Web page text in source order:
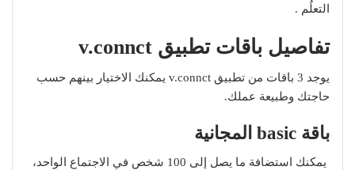
التعلُم .
تفاصيل باقات تطبيق v.connct
يوجد 3 باقات من تطبيق v.connct يمكنك الاختيار بينهم حسب
حاجتك وطبيعة عملك.
باقة basic المجانية
يمكنك استضافة ما يصل إلى 100 شخص في الاجتماع الواحد،